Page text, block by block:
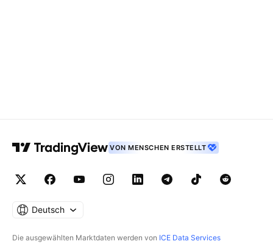
VON MENSCHEN ERSTELLT
Deutsch
Die ausgewählten Marktdaten werden von ICE Data Services